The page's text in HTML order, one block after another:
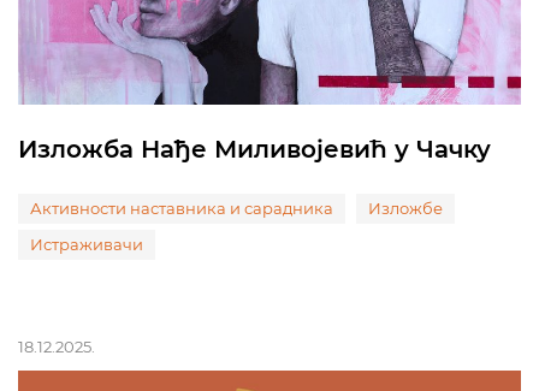
Изложба Нађе Миливојевић у Чачку
Активности наставника и сарадника
Изложбе
Истраживачи
18.12.2025.